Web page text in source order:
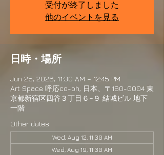
受付が終了しました
他のイベントを見る
日時・場所
Jun 25, 2026, 11:30 AM – 12:45 PM
Art Space 呼応co-oh, 日本、〒160-0004 東
京都新宿区四谷３丁目６−９ 結城ビル 地下
一階
Other dates
Wed, Aug 12, 11:30 AM
Wed, Aug 19, 11:30 AM